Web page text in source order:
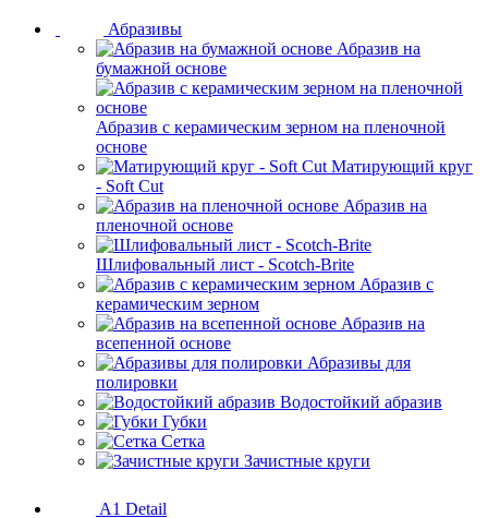
Абразивы
Абразив на
бумажной основе
Абразив с керамическим зерном на пленочной
основе
Матирующий круг
- Soft Cut
Абразив на
пленочной основе
Шлифовальный лист - Scotch-Brite
Абразив с
керамическим зерном
Абразив на
всепенной основе
Абразивы для
полировки
Водостойкий абразив
Губки
Сетка
Зачистные круги
A1 Detail